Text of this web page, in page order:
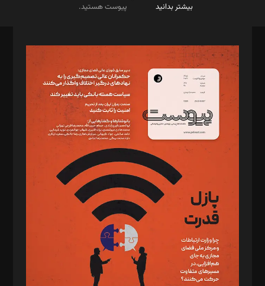
بیشتر بدانید
پیوست هستید.
مدیر مسئول: محمدباقر اثنی‌عشری
سردبیر: مهرک محمودی
دبیر تحریریه: میثم قاسمی
د‌بیر ناداستان: سمانه سمیع
د‌بیر خدمت و تجارت: ابوالفضل رجبی
د‌بیر حقوق فناوری: حسام‌الدین ایپکچی
د‌بیر پیوست جهان: مینا پاکدل
د‌بیر تحریریه آنلاین: بابک نقاش
تحریریه‌: مجتبی محمود‌ی، آرش برهمند، یسنا امان‌پور، سروش کرمیان،
مصطفی مسجدی آرانی، ابوالفضل رجبی، زهرا فکرانه، فائزه فتحی
رستمی،مصطفی باستان
ویرایش: نگار استاد‌‌آقا
طراح یونیفرم: مجید توکلی
فیلمبرداری و عکاسی: امیر شفیعی، مانی لطفی زاده
گرافیک و صفحه‌آرایی: سید‌سبحان‌علی ثابت